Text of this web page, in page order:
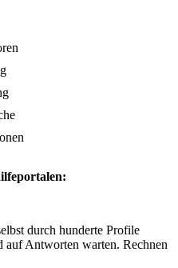
durch hunderte Profile
auf Antworten warten. Rechnen